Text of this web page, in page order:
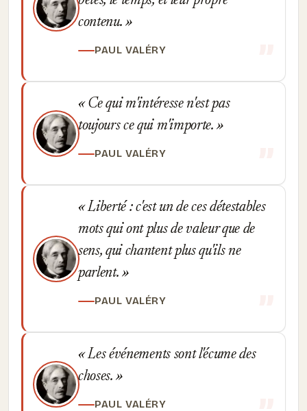
contenu.
PAUL VALÉRY
Ce qui m'intéresse n'est pas
toujours ce qui m'importe.
PAUL VALÉRY
Liberté : c'est un de ces détestables
mots qui ont plus de valeur que de
sens, qui chantent plus qu'ils ne
parlent.
PAUL VALÉRY
Les événements sont l'écume des
choses.
PAUL VALÉRY